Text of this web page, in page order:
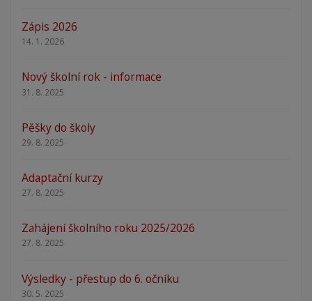
Zápis 2026
14. 1. 2026
Nový školní rok - informace
31. 8. 2025
Pěšky do školy
29. 8. 2025
Adaptační kurzy
27. 8. 2025
Zahájení školního roku 2025/2026
27. 8. 2025
Výsledky - přestup do 6. očníku
30. 5. 2025